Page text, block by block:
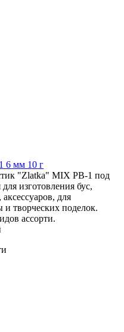
6 мм 10 г
"Zlatka" MIX PB-1 под
изготовления бус,
для
творческих поделок.
ассорти.